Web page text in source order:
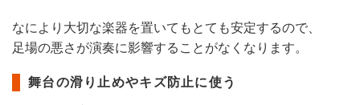
なにより大切な楽器を置いてもとても安定するので、
足場の悪さが演奏に影響することがなくなります。
舞台の滑り止めやキズ防止に使う